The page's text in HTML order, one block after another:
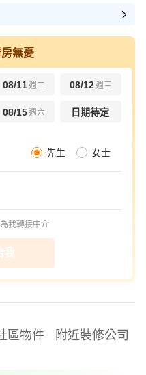
無憂
08/11週二 08/12週三
08/15週六 日期待定
先生 女士
我轉接中介
我
區物件 附近裝修公司